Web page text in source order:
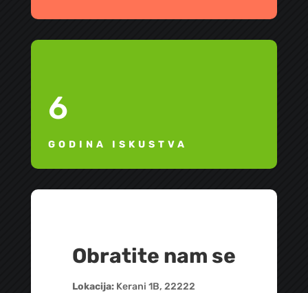
6
GODINA ISKUSTVA
Obratite nam se
Lokacija: Kerani 1B, 22222